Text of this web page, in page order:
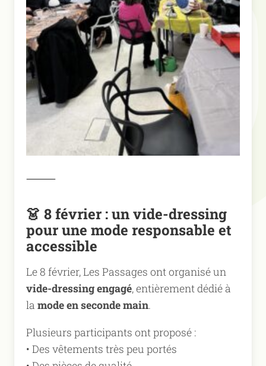
⸻
👗 8 février : un vide-dressing
pour une mode responsable et
accessible
Le 8 février, Les Passages ont organisé un
vide-dressing engagé, entièrement dédié à
la mode en seconde main.
Plusieurs participants ont proposé :
• Des vêtements très peu portés